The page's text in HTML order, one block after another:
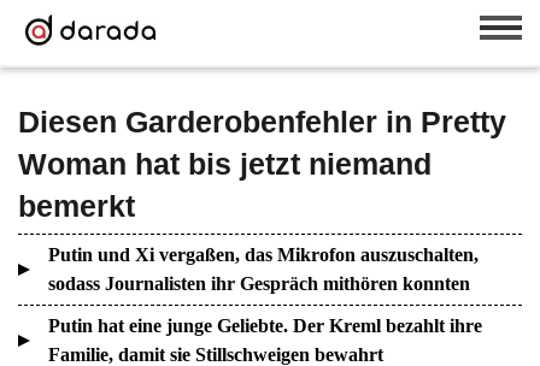
Diesen Garderobenfehler in Pretty
Woman hat bis jetzt niemand
bemerkt
Putin und Xi vergaßen, das Mikrofon auszuschalten,
sodass Journalisten ihr Gespräch mithören konnten
Putin hat eine junge Geliebte. Der Kreml bezahlt ihre
Familie, damit sie Stillschweigen bewahrt